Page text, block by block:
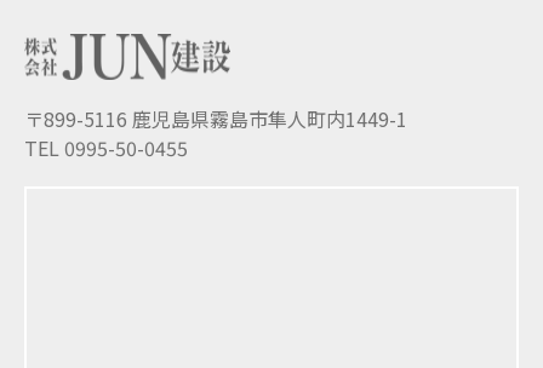
〒899-5116 鹿児島県霧島市隼人町内1449-1
TEL 0995-50-0455